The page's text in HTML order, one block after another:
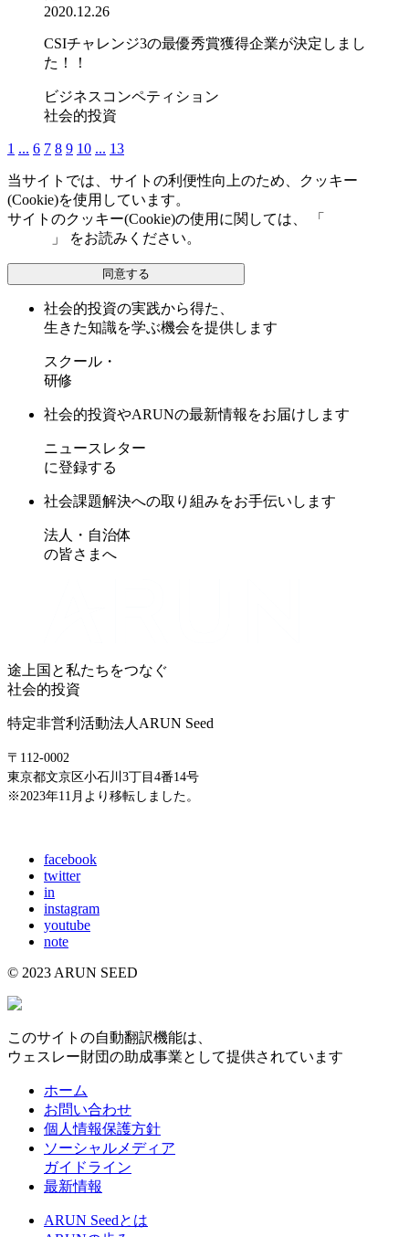
2020.12.26
CSIチャレンジ3の最優秀賞獲得企業が決定しまし
た！！
ビジネスコンペティション
社会的投資
1 ... 6 7 8 9 10 ... 13
当サイトでは、サイトの利便性向上のため、クッキー
(Cookie)を使用しています。
サイトのクッキー(Cookie)の使用に関しては、 「
」 をお読みください。
同意する
社会的投資の実践から得た、
生きた知識を学ぶ機会を提供します
スクール・
研修
社会的投資やARUNの最新情報をお届けします
ニュースレター
に登録する
社会課題解決への取り組みをお手伝いします
法人・自治体
の皆さまへ
途上国と私たちをつなぐ
社会的投資
特定非営利活動法人ARUN Seed
〒112-0002
東京都文京区小石川3丁目4番14号
※2023年11月より移転しました。
facebook
twitter
in
instagram
youtube
note
© 2023 ARUN SEED
このサイトの自動翻訳機能は、
ウェスレー財団の助成事業として提供されています
ホーム
お問い合わせ
個人情報保護方針
ソーシャルメディア
ガイドライン
最新情報
ARUN Seedとは